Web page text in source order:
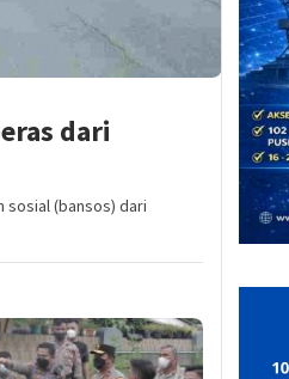
dari
sosial (bansos) dari